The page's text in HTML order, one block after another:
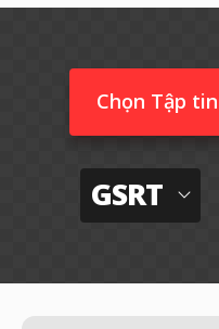
Chọn Tập tin
GSRT